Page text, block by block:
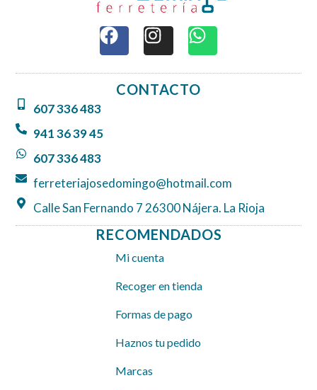
F
a
c
e
b
I
n
s
t
a
W
h
a
t
CONTACTO
607 336 483
941 36 39 45
607 336 483
ferreteriajosedomingo@hotmail.com
Calle San Fernando 7 26300 Nájera. La Rioja
RECOMENDADOS
Mi cuenta
Recoger en tienda
Formas de pago
Haznos tu pedido
Marcas